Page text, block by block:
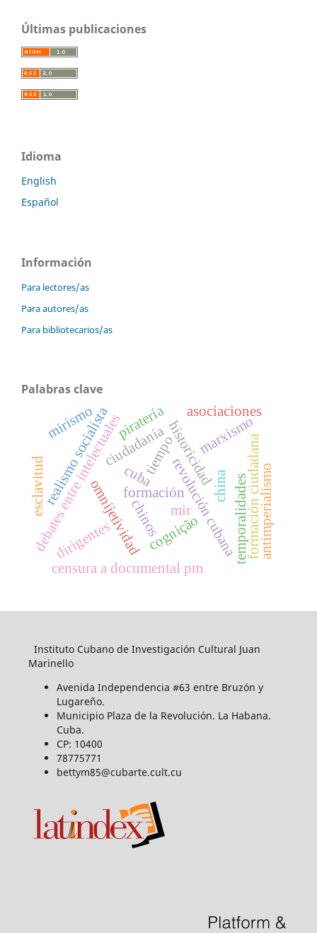
Últimas publicaciones
Idioma
English
Español
Información
Para lectores/as
Para autores/as
Para bibliotecarios/as
Palabras clave
historicidad
omnijetividad revolución cubanatemporalidades
tiempo
censura a documental pm
debates entre intelectuales
realismo socialista china formación ciudadana
ciudadanía
dirigentes
formación antimperialismo
asociaciones
chinos
cuba
esclavitud
piratería
cognição
marxismo
mirismo
mir
Instituto Cubano de Investigación Cultural Juan
Marinello
Avenida Independencia #63 entre Bruzón y
Lugareño.
Municipio Plaza de la Revolución. La Habana.
Cuba.
CP: 10400
78775771
bettym85@cubarte.cult.cu